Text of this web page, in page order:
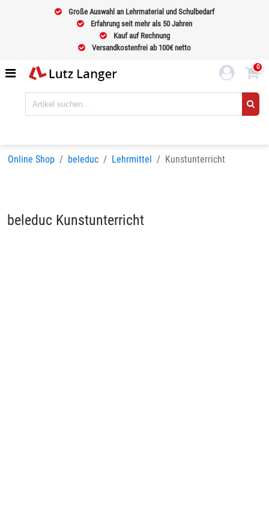
Große Auswahl an Lehrmaterial und Schulbedarf
Erfahrung seit mehr als 50 Jahren
Kauf auf Rechnung
Versandkostenfrei ab 100€ netto
0
Online Shop beleduc Lehrmittel Kunstunterricht
beleduc Kunstunterricht